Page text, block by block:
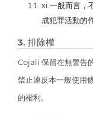
xi.一般而言，
成犯罪活動的
3. 排除權
Cojali 保留在無警告
禁止違反本一般使用
的權利。